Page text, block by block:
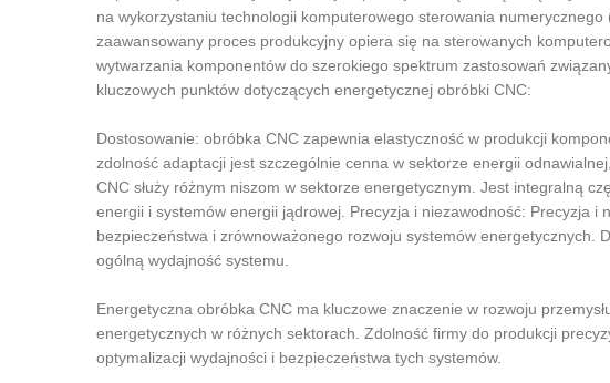
na wykorzystaniu technologii komputerowego sterowania
zaawansowany proces produkcyjny opiera się na sterowanych
wytwarzania komponentów do szerokiego spektrum zastosowań
kluczowych punktów dotyczących energetycznej obróbki CNC:
Dostosowanie: obróbka CNC zapewnia elastyczność w produkcji
zdolność adaptacji jest szczególnie cenna w sektorze energii
CNC służy różnym niszom w sektorze energetycznym. Jest integralną
energii i systemów energii jądrowej. Precyzja i niezawodność: Precyzja
bezpieczeństwa i zrównoważonego rozwoju systemów energetycznych.
ogólną wydajność systemu.
Energetyczna obróbka CNC ma kluczowe znaczenie w rozwoju
energetycznych w różnych sektorach. Zdolność firmy do produkcji
optymalizacji wydajności i bezpieczeństwa tych systemów.